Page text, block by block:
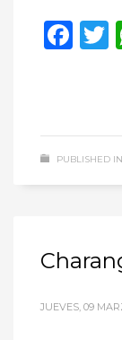
PUBLISHED IN
JUEVES, 09